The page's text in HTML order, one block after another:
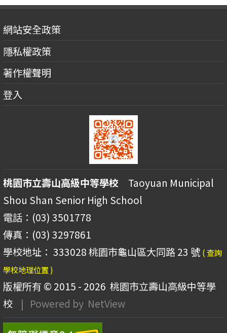
網站安全政策
隱私權政策
著作權聲明
登入
桃園市立壽山高級中等學校 Taoyuan Municipal
Shou Shan Senior High School
電話：(03) 3501778
傳真：(03) 3297861
學校地址： 333028 桃園市龜山區大同路 23 號 ( 查詢
學校地理位置 )
版權所有 © 2015 - 2026 桃園市立壽山高級中等學
校
| Powered by NetView